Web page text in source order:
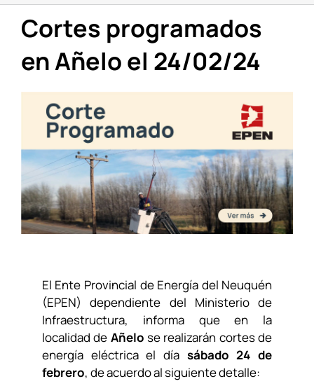
Cortes programados
en Añelo el 24/02/24
El Ente Provincial de Energía del Neuquén
(EPEN) dependiente del Ministerio de
Infraestructura, informa que en la
localidad de Añelo se realizarán cortes de
energía eléctrica el día sábado 24 de
febrero, de acuerdo al siguiente detalle: